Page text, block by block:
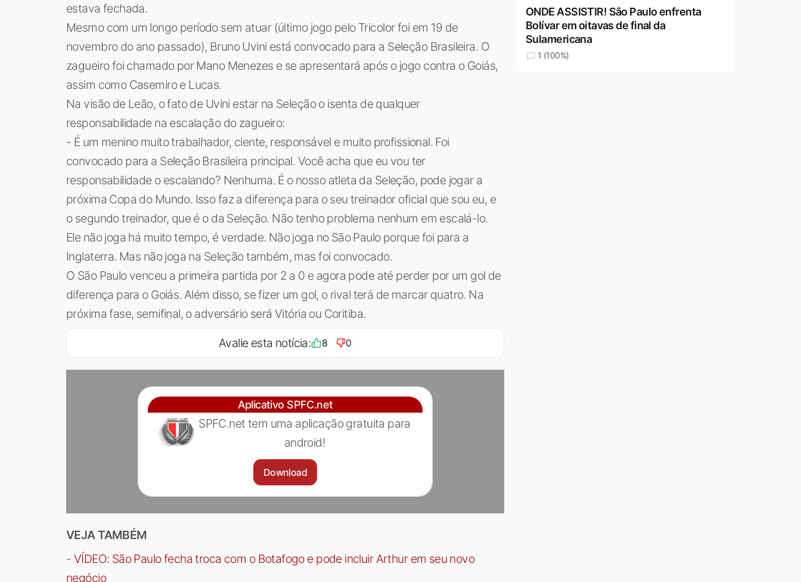
estava fechada.
Mesmo com um longo período sem atuar (último jogo pelo Tricolor foi em 19 de
novembro do ano passado), Bruno Uvini está convocado para a Seleção Brasileira. O
zagueiro foi chamado por Mano Menezes e se apresentará após o jogo contra o Goiás,
assim como Casemiro e Lucas.
Na visão de Leão, o fato de Uvini estar na Seleção o isenta de qualquer
responsabilidade na escalação do zagueiro:
- É um menino muito trabalhador, ciente, responsável e muito profissional. Foi
convocado para a Seleção Brasileira principal. Você acha que eu vou ter
responsabilidade o escalando? Nenhuma. É o nosso atleta da Seleção, pode jogar a
próxima Copa do Mundo. Isso faz a diferença para o seu treinador oficial que sou eu, e
o segundo treinador, que é o da Seleção. Não tenho problema nenhum em escalá-lo.
Ele não joga há muito tempo, é verdade. Não joga no São Paulo porque foi para a
Inglaterra. Mas não joga na Seleção também, mas foi convocado.
O São Paulo venceu a primeira partida por 2 a 0 e agora pode até perder por um gol de
diferença para o Goiás. Além disso, se fizer um gol, o rival terá de marcar quatro. Na
próxima fase, semifinal, o adversário será Vitória ou Coritiba.
Avalie esta notícia: 8 0
Aplicativo SPFC.net
SPFC.net tem uma aplicação gratuita para
android!
Download
VEJA TAMBÉM
- VÍDEO: São Paulo fecha troca com o Botafogo e pode incluir Arthur em seu novo
negócio
ONDE ASSISTIR! São Paulo enfrenta
Bolívar em oitavas de final da
Sulamericana
1 (100%)